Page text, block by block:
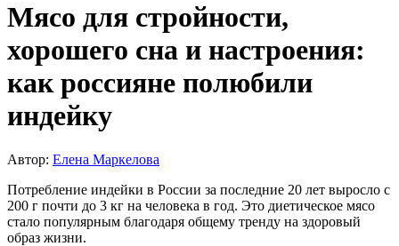
Мясо для стройности,
хорошего сна и настроения:
как россияне полюбили
индейку
Автор: Елена Маркелова
Потребление индейки в России за последние 20 лет выросло с
200 г почти до 3 кг на человека в год. Это диетическое мясо
стало популярным благодаря общему тренду на здоровый
образ жизни.